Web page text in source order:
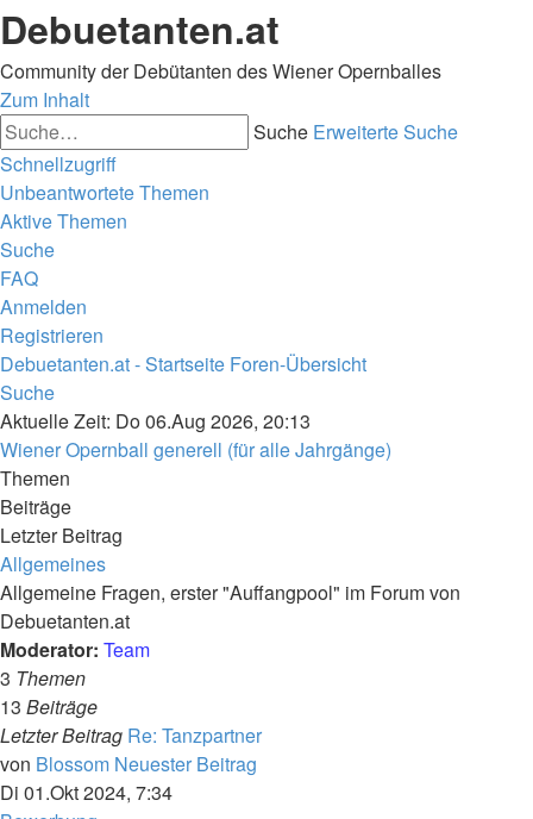
Debuetanten.at
Community der Debütanten des Wiener Opernballes
Zum Inhalt
Suche Erweiterte Suche
Schnellzugriff
Unbeantwortete Themen
Aktive Themen
Suche
FAQ
Anmelden
Registrieren
Debuetanten.at - Startseite Foren-Übersicht
Suche
Aktuelle Zeit: Do 06.Aug 2026, 20:13
Wiener Opernball generell (für alle Jahrgänge)
Themen
Beiträge
Letzter Beitrag
Allgemeines
Allgemeine Fragen, erster "Auffangpool" im Forum von
Debuetanten.at
Moderator: Team
3 Themen
13 Beiträge
Letzter Beitrag Re: Tanzpartner
von Blossom Neuester Beitrag
Di 01.Okt 2024, 7:34